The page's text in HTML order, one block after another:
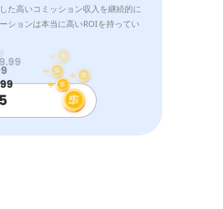
た高いコミッション収入を継続的に
ションは本当に高いROIを持ってい